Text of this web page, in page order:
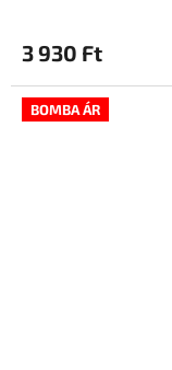
3 930 Ft
BOMBA ÁR